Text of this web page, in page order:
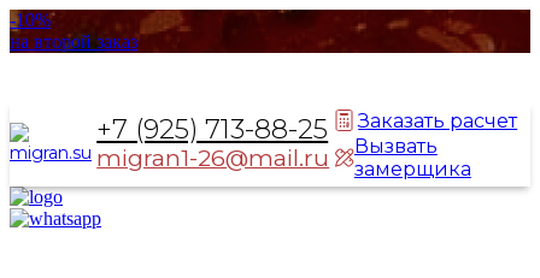
-10%
на второй заказ
+7 (925) 713-88-25
migran1-26@mail.ru
Заказать расчет
Вызвать
замерщика